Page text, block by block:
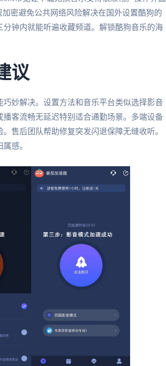
密避免公共网络风险解决在国外设置酷狗的
钟内就能听遍收藏频道。解锁酷狗音乐的海
议
巧妙解决。设置方法和音乐平台类似选择影音
客流畅无延迟特别适合通勤场景。多端设备
售后团队帮助修复突发闪退保障无缝收听。
感。